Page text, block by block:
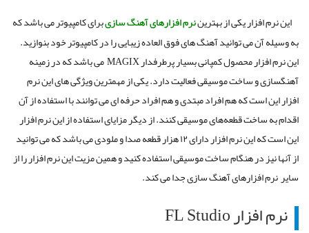
این نرم افزار یکی از بهتریننرم افزارهای آهنگ سازیبرای کامپیوتر می باشد که
به وسیله آن می توانید آهنگ های فوق العاده زیبایی را در کامپیوتر خود بنوازید.
این نرم افزار محصول کمپانی بسیار پرطرفدار MAGIX می باشد که در زمینه
آهنگسازی و ساخت موسیقی فعالیت دارد. یکی از مهمترین ویژگی های این نرم
افزار این است که هم افراد مبتدی و هم افراد حرفه ای می توانند با استفاده از آن
اقدام به ساخت قطعه‌های موسیقی کنند. از دیگر مزایای استفاده از این نرم افزار
این است که این نرم افزار دارای ۱۲ هزار قطعه صدا و ملودی می باشد که می توانید
از آنها نیز در هنگام ساخت موسیقی استفاده کنید و همین مزیت این نرم افزار را از
سایر نرم افزارهای آهنگ سازی جدا می کند.
نرم افزار FL Studio